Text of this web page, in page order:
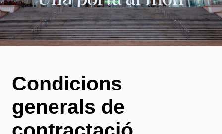
Condicions
generals de